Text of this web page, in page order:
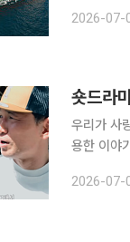
대규모 초
2026-07-
숏드라
우리가 사
용한 이야기들. '엔터로
기 전 침대
2026-07-